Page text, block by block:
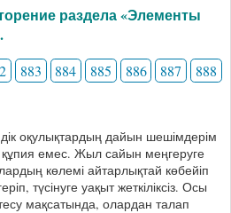
раздела «Элементы
883 884 885 886 887
888
оқулықтардың дайын шешімдерім
емес. Жыл сайын меңгеруге
көлемі айтарлықтай көбейіп
түсінуге уақыт жеткіліксіз. Осы
мақсатында, олардан талап